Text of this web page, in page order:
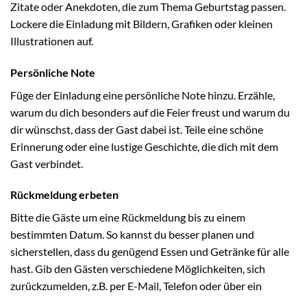
Zitate oder Anekdoten, die zum Thema Geburtstag passen.
Lockere die Einladung mit Bildern, Grafiken oder kleinen
Illustrationen auf.
Persönliche Note
Füge der Einladung eine persönliche Note hinzu. Erzähle,
warum du dich besonders auf die Feier freust und warum du
dir wünschst, dass der Gast dabei ist. Teile eine schöne
Erinnerung oder eine lustige Geschichte, die dich mit dem
Gast verbindet.
Rückmeldung erbeten
Bitte die Gäste um eine Rückmeldung bis zu einem
bestimmten Datum. So kannst du besser planen und
sicherstellen, dass du genügend Essen und Getränke für alle
hast. Gib den Gästen verschiedene Möglichkeiten, sich
zurückzumelden, z.B. per E-Mail, Telefon oder über ein